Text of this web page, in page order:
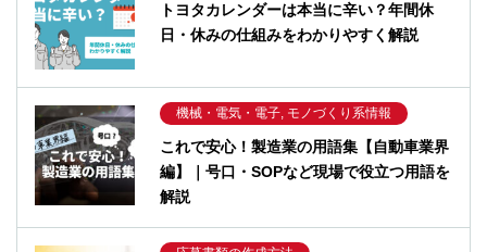
トヨタカレンダーは本当に辛い？年間休
日・休みの仕組みをわかりやすく解説
機械・電気・電子, モノづくり系情報
これで安心！製造業の用語集【自動車業界
編】｜号口・SOPなど現場で役立つ用語を
解説